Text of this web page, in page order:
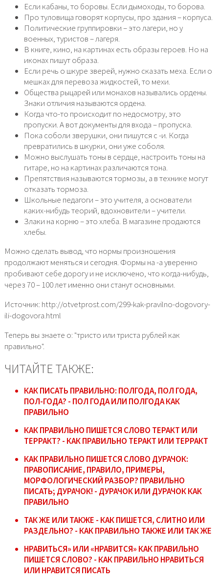
Если кабаны, то боровы. Если дымоходы, то борова.
Про туловища говорят корпусы, про здания – корпуса.
Политические группировки – это лагери, но у
военных, туристов – лагеря.
В книге, кино, на картинах есть образы героев. Но на
иконах пишут образа.
Если речь о шкуре зверей, нужно сказать меха. Если о
мешках для перевоза жидкостей, то мехи.
Общества рыцарей или монахов назывались ордены.
Знаки отличия называются ордена.
Когда что-то происходит по недосмотру, это
пропуски. А вот документы для входа – пропуска.
Пока соболи зверушки, они пишутся с -и. Когда
превратились в шкурки, они уже соболя.
Можно выслушать тоны в сердце, настроить тоны на
гитаре, но на картинах различаются тона.
Препятствия называются тормозы, а в технике могут
отказать тормоза.
Школьные педагоги – это учителя, а основатели
каких-нибудь теорий, вдохновители – учители.
Злаки на корню – это хлеба. В магазине продаются
хлебы.
Можно сделать вывод, что нормы произношения
продолжают меняться и сегодня. Формы на -а уверенно
пробивают себе дорогу и не исключено, что когда-нибудь,
через 70 – 100 лет именно они станут основными.
Источник: http://otvetprost.com/299-kak-pravilno-dogovory-
ili-dogovora.html
Теперь вы знаете о: "тристо или триста рублей как
правильно".
ЧИТАЙТЕ ТАКЖЕ:
КАК ПИСАТЬ ПРАВИЛЬНО: ПОЛГОДА, ПОЛ ГОДА,
ПОЛ-ГОДА? - ПОЛ ГОДА ИЛИ ПОЛГОДА КАК
ПРАВИЛЬНО
КАК ПРАВИЛЬНО ПИШЕТСЯ СЛОВО ТЕРАКТ ИЛИ
ТЕРРАКТ? - КАК ПРАВИЛЬНО ТЕРАКТ ИЛИ ТЕРРАКТ
КАК ПРАВИЛЬНО ПИШЕТСЯ СЛОВО ДУРАЧОК:
ПРАВОПИСАНИЕ, ПРАВИЛО, ПРИМЕРЫ,
МОРФОЛОГИЧЕСКИЙ РАЗБОР? ПРАВИЛЬНО
ПИСАТЬ; ДУРАЧОК! - ДУРАЧОК ИЛИ ДУРАЧОК КАК
ПРАВИЛЬНО
ТАК ЖЕ ИЛИ ТАКЖЕ - КАК ПИШЕТСЯ, СЛИТНО ИЛИ
РАЗДЕЛЬНО? - КАК ПРАВИЛЬНО ТАКЖЕ ИЛИ ТАК ЖЕ
НРАВИТЬСЯ» ИЛИ «НРАВИТСЯ» КАК ПРАВИЛЬНО
ПИШЕТСЯ СЛОВО? - КАК ПРАВИЛЬНО НРАВИТЬСЯ
ИЛИ НРАВИТСЯ ПИСАТЬ